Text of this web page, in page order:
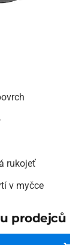
rukojeť
v myčce
prodejců